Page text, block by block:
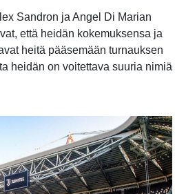
Sandron ja Angel Di Marian
että heidän kokemuksensa ja
heitä pääsemään turnauksen
heidän on voitettava suuria nimiä